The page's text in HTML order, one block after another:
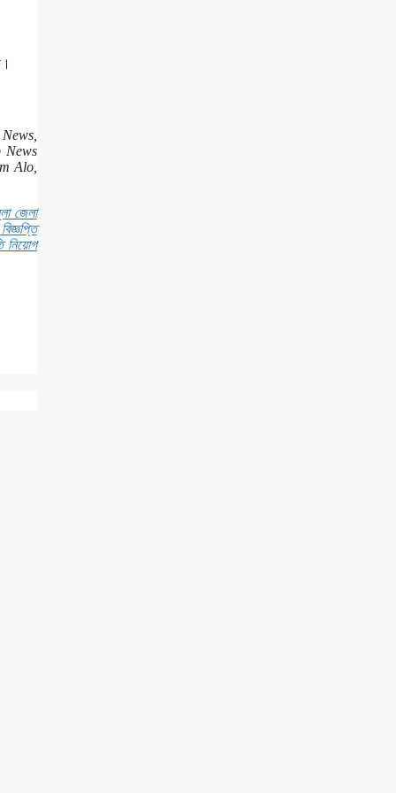
News
Alo,
জেলা
নিয়োগ